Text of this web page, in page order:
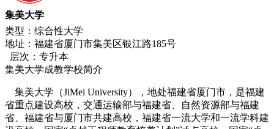
集美大学
类型：综合性大学
地址：福建省厦门市集美区银江路185号
层次：专升本
集美大学成教学校简介
集美大学（JiMei University），地处福建省厦门市，是福建
省重点建设高校，交通运输部与福建省、自然资源部与福建
省、福建省与厦门市共建高校，福建省一流大学和一流学科建